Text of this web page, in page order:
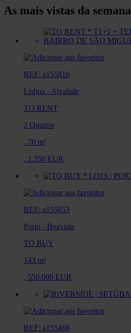
As mais vistas da semana
REF: a155816
Lisboa - Alvalade
TO RENT
2 Quartos
, 70 m²
, 1.350 EUR
REF: a155653
Porto - Boavista
TO BUY
143 m²
, 550.000 EUR
REF: a155468